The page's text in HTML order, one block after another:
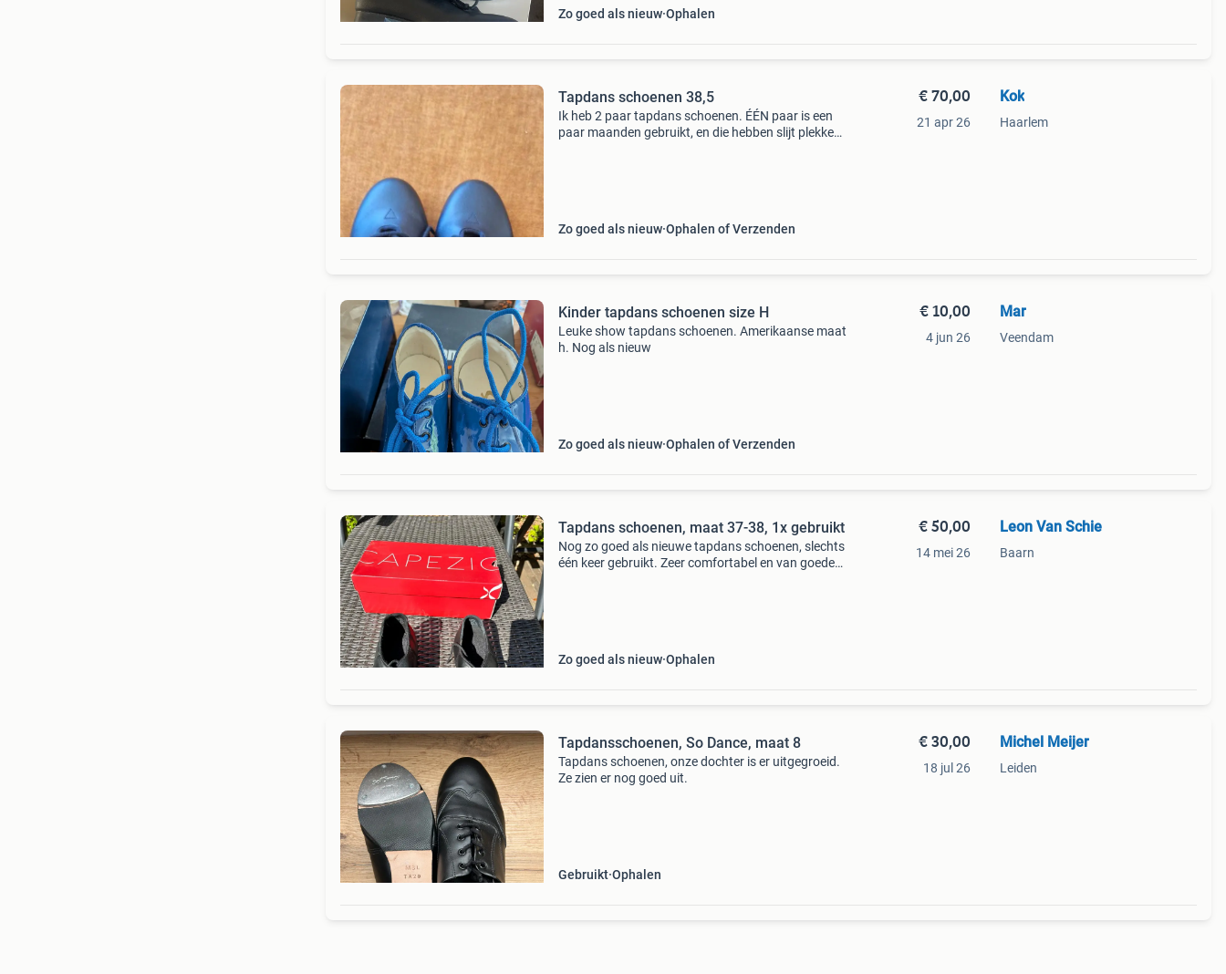
Zo goed als nieuw Ophalen
Tapdans schoenen 38,5
Ik heb 2 paar tapdans schoenen. ÉÉN paar is een
paar maanden gebruikt, en die hebben slijt plekken.
Zo goed als nieuw Ophalen of Verzenden
€ 70,00
21 apr 26
Kok
Haarlem
Kinder tapdans schoenen size H
Leuke show tapdans schoenen. Amerikaanse maat
h. Nog als nieuw
Zo goed als nieuw Ophalen of Verzenden
€ 10,00
4 jun 26
Mar
Veendam
Tapdans schoenen, maat 37-38, 1x gebruikt
Nog zo goed als nieuwe tapdans schoenen, slechts
één keer gebruikt. Zeer comfortabel en van goede
Zo goed als nieuw Ophalen
€ 50,00
14 mei 26
Leon Van Schie
Baarn
Tapdansschoenen, So Dance, maat 8
Tapdans schoenen, onze dochter is er uitgegroeid.
Ze zien er nog goed uit.
Gebruikt Ophalen
€ 30,00
18 jul 26
Michel Meijer
Leiden